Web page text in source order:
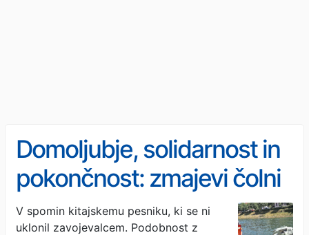
Domoljubje, solidarnost in
pokončnost: zmajevi čolni
na Ljubljanici (FOTO)
V spomin kitajskemu pesniku, ki se ni
uklonil zavojevalcem. Podobnost z